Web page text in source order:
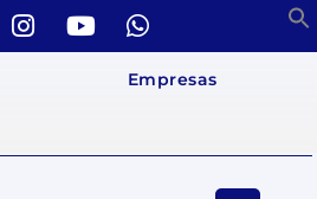
Empresas